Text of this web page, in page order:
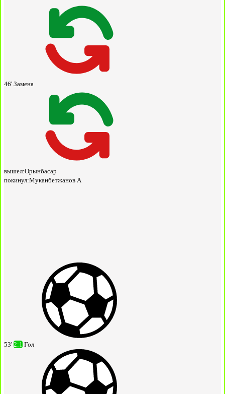
46' Замена
вышел:Орынбасар
покинул:Муканбетжанов А
53' 2:1 Гол